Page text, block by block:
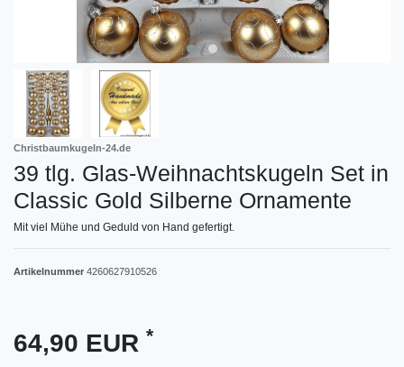
Christbaumkugeln-24.de
39 tlg. Glas-Weihnachtskugeln Set in
Classic Gold Silberne Ornamente
Mit viel Mühe und Geduld von Hand gefertigt.
Artikelnummer 4260627910526
64,90 EUR *